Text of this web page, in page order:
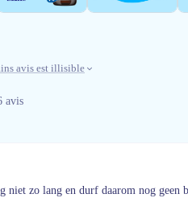
avis est illisible
avis
niet zo lang en durf daarom nog